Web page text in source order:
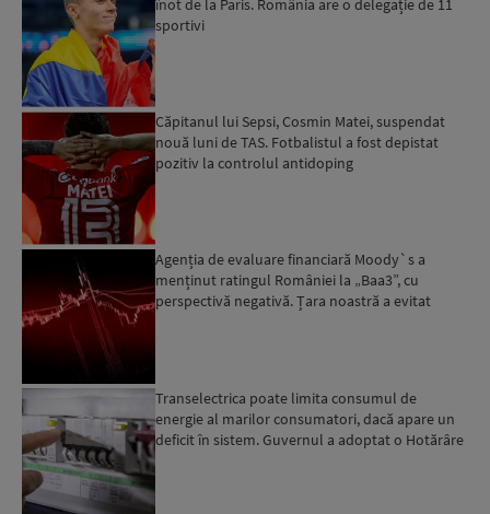
sportivi
Căpitanul lui Sepsi, Cosmin Matei, suspendat
nouă luni de TAS. Fotbalistul a fost depistat
pozitiv la controlul antidoping
Agenția de evaluare financiară Moody`s a
menținut ratingul României la „Baa3”, cu
perspectivă negativă. Țara noastră a evitat
Transelectrica poate limita consumul de
energie al marilor consumatori, dacă apare un
deficit în sistem. Guvernul a adoptat o Hotărâre